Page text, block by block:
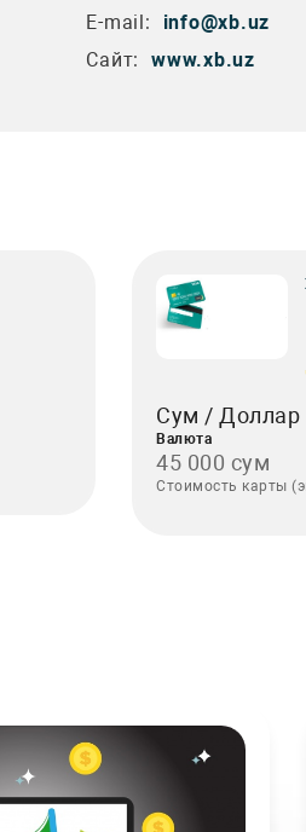
E-mail:
info@xb.uz
Сайт:
www.xb.uz
Сум /
Валюта
45 000 сум
Стоимость карты